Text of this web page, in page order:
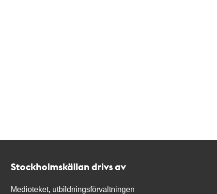
Stockholmskällan drivs av
Medioteket, utbildningsförvaltningen